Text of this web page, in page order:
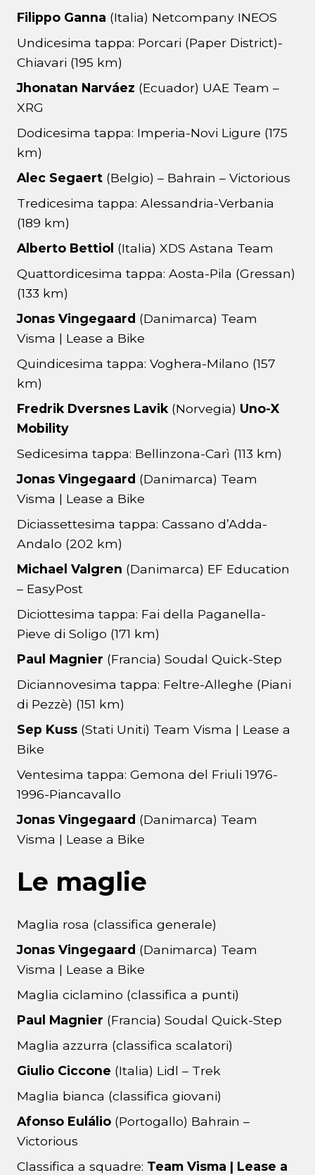
Filippo Ganna (Italia) Netcompany INEOS
Undicesima tappa: Porcari (Paper District)-
Chiavari (195 km)
Jhonatan Narváez (Ecuador) UAE Team –
XRG
Dodicesima tappa: Imperia-Novi Ligure (175
km)
Alec Segaert (Belgio) – Bahrain – Victorious
Tredicesima tappa: Alessandria-Verbania
(189 km)
Alberto Bettiol (Italia) XDS Astana Team
Quattordicesima tappa: Aosta-Pila (Gressan)
(133 km)
Jonas Vingegaard (Danimarca) Team
Visma | Lease a Bike
Quindicesima tappa: Voghera-Milano (157
km)
Fredrik Dversnes Lavik (Norvegia) Uno-X
Mobility
Sedicesima tappa: Bellinzona-Carì (113 km)
Jonas Vingegaard (Danimarca) Team
Visma | Lease a Bike
Diciassettesima tappa: Cassano d’Adda-
Andalo (202 km)
Michael Valgren (Danimarca) EF Education
– EasyPost
Diciottesima tappa: Fai della Paganella-
Pieve di Soligo (171 km)
Paul Magnier (Francia) Soudal Quick-Step
Diciannovesima tappa: Feltre-Alleghe (Piani
di Pezzè) (151 km)
Sep Kuss (Stati Uniti) Team Visma | Lease a
Bike
Ventesima tappa: Gemona del Friuli 1976-
1996-Piancavallo
Jonas Vingegaard (Danimarca) Team
Visma | Lease a Bike
Le maglie
Maglia rosa (classifica generale)
Jonas Vingegaard (Danimarca) Team
Visma | Lease a Bike
Maglia ciclamino (classifica a punti)
Paul Magnier (Francia) Soudal Quick-Step
Maglia azzurra (classifica scalatori)
Giulio Ciccone (Italia) Lidl – Trek
Maglia bianca (classifica giovani)
Afonso Eulálio (Portogallo) Bahrain –
Victorious
Classifica a squadre: Team Visma | Lease a